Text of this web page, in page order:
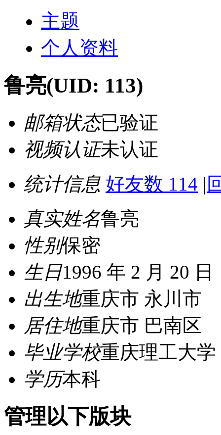
主题
个人资料
鲁亮(UID: 113)
邮箱状态已验证
视频认证未认证
统计信息 好友数 114 |
真实姓名鲁亮
性别保密
生日1996 年 2 月 20 日
出生地重庆市 永川市
居住地重庆市 巴南区
毕业学校重庆理工大学
学历本科
管理以下版块